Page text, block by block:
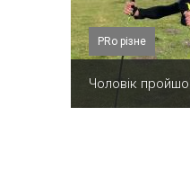
PRо різне
Чоловік